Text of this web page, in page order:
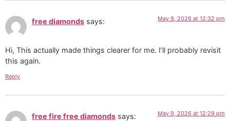
free diamonds says: May 9, 2026 at 12:32 pm
Hi, This actually made things clearer for me. I’ll probably revisit
this again.
Reply
free fire free diamonds says: May 9, 2026 at 12:29 pm